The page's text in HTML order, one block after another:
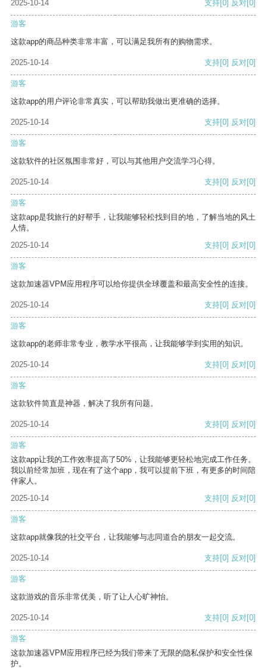
2025-10-14 支持[0] 反对[0]
游客
这款app的商品种类非常丰富，可以满足我所有的购物需求。
2025-10-14 支持[0] 反对[0]
游客
这款app的用户评论非常真实，可以帮助我做出更准确的选择。
2025-10-14 支持[0] 反对[0]
游客
这款软件的社区氛围非常好，可以与其他用户交流学习心得。
2025-10-14 支持[0] 反对[0]
游客
这款app是我旅行的好帮手，让我能够轻松找到目的地，了解当地的风土
人情。
2025-10-14
支持[0] 反对[0]
游客
这款加速器VPM应用程序可以给你提供全球覆盖和最高安全性的连接。
2025-10-14 支持[0] 反对[0]
游客
这款app的老师非常专业，教学水平很高，让我能够学到实用的知识。
2025-10-14 支持[0] 反对[0]
游客
这款软件简直是神器，解决了我所有问题。
2025-10-14 支持[0] 反对[0]
游客
这款app让我的工作效率提高了50%，让我能够更轻松地完成工作任务。
我以前经常加班，现在有了这个app，我可以提前下班，有更多的时间陪
伴家人。
2025-10-14
支持[0] 反对[0]
游客
这款app就像我的社交平台，让我能够与志同道合的朋友一起交流。
2025-10-14 支持[0] 反对[0]
游客
这款游戏的音乐非常优美，听了让人心旷神怡。
2025-10-14 支持[0] 反对[0]
游客
这款加速器VPM应用程序已经为我们带来了无限的隐私保护和安全性保
护。